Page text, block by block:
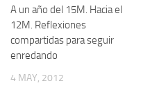
A un año del 15M. Hacia el
12M. Reflexiones
compartidas para seguir
enredando
4 MAY, 2012